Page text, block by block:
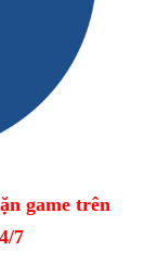
game trên
7